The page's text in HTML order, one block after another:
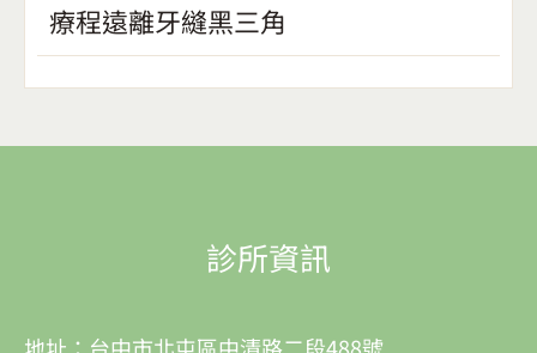
療程遠離牙縫黑三角
診所資訊